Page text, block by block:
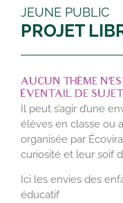
JEUNE PUBLIC
PROJET
AUCUN THÈME
ÉVENTAIL DE
Il peut s’agir d’une
élèves en classe ou
organisée par
curiosité et leur soif
Ici les envies des
éducatif